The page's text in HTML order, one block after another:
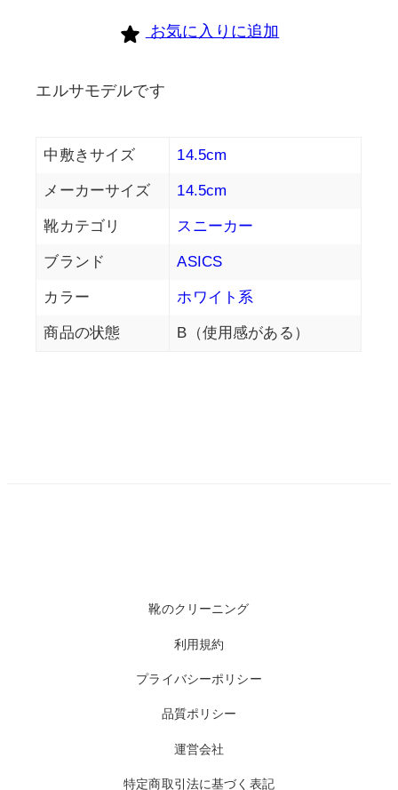
お気に入りに追加
エルサモデルです
中敷きサイズ 14.5cm
メーカーサイズ 14.5cm
靴カテゴリ スニーカー
ブランド ASICS
カラー ホワイト系
商品の状態 B（使用感がある）
靴のクリーニング
利用規約
プライバシーポリシー
品質ポリシー
運営会社
特定商取引法に基づく表記